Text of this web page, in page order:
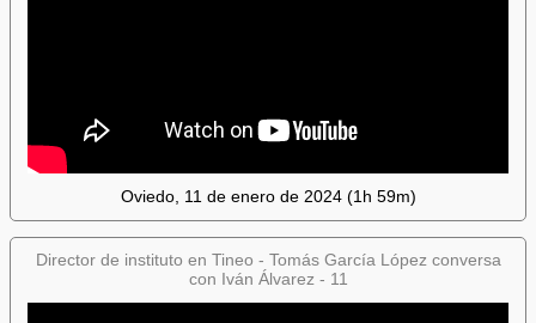
Oviedo, 11 de enero de 2024 (1h 59m)
Director de instituto en Tineo - Tomás García López conversa
con Iván Álvarez - 11